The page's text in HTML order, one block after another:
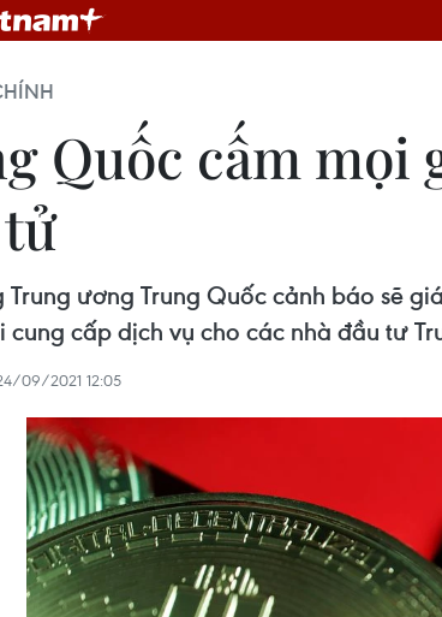
Quốc cấm mọi
Trung ương Trung Quốc cảnh báo sẽ
cung cấp dịch vụ cho các nhà đầu tư
09/2021 12:05